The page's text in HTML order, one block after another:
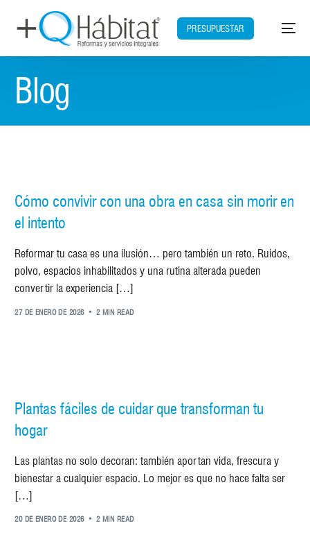
PRESUPUESTAR
Blog
Cómo convivir con una obra en casa sin morir en
el intento
Reformar tu casa es una ilusión… pero también un reto. Ruidos,
polvo, espacios inhabilitados y una rutina alterada pueden
convertir la experiencia […]
27 DE ENERO DE 2026 2 MIN READ
Plantas fáciles de cuidar que transforman tu
hogar
Las plantas no solo decoran: también aportan vida, frescura y
bienestar a cualquier espacio. Lo mejor es que no hace falta ser
[…]
20 DE ENERO DE 2026 2 MIN READ